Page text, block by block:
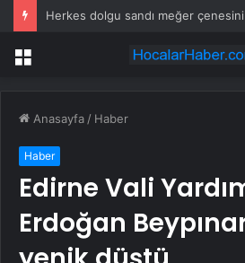
Herkes dolgu sandı meğer çenesini
Menü
Anasayfa / Haber
Haber
Edirne Vali
Erdoğan